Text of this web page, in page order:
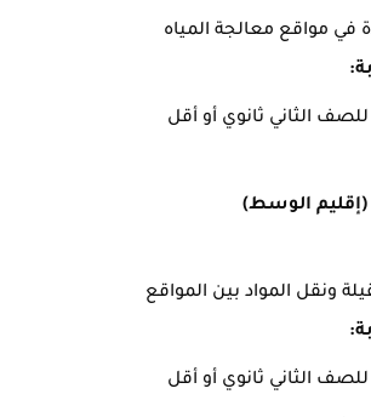
مواقع معالجة المياه
الثاني ثانوي أو أقل
(إقليم الوسط)
ونقل المواد بين المواقع
الثاني ثانوي أو أقل